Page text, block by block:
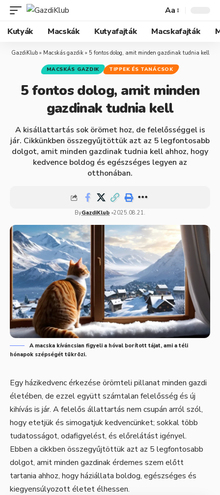
Aa
Kutyák
Macskák Kutyafajták Macskafajták
GazdiKlub» Macskás gazdik» 5 fontos dolog, amit minden gazdinak tudnia kell
MACSKÁS GAZDIK TIPPEK ÉS TANÁCSOK
5 fontos dolog, amit minden
gazdinak tudnia kell
A kisállattartás sok örömet hoz, de felelősséggel is
jár. Cikkünkben összegyűjtöttük azt az 5 legfontosabb
dolgot, amit minden gazdinak tudnia kell ahhoz, hogy
kedvence boldog és egészséges legyen az
otthonában.
ByGazdiKlub 2025.08.21.
A macska kíváncsian figyeli a hóval borított tájat, ami a téli
hónapok szépségét tükrözi.
Egy házikedvenc érkezése örömteli pillanat minden gazdi
életében, de ezzel együtt számtalan felelősség és új
kihívás is jár. A felelős állattartás nem csupán arról szól,
hogy etetjük és simogatjuk kedvencünket; sokkal több
tudatosságot, odafigyelést, és előrelátást igényel.
Ebben a cikkben összegyűjtöttük azt az 5 legfontosabb
dolgot, amit minden gazdinak érdemes szem előtt
tartania ahhoz, hogy háziállata boldog, egészséges és
kiegyensúlyozott életet élhessen.